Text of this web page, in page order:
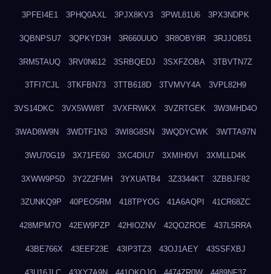
3PFEI4E1 3PHQ0AXL 3PJX8KV3 3PWL81U6 3PX3NDPK
3QBNPSU7 3QPKYD3H 3R660UUO 3R8OBY8R 3RJJOB51
3RM5TAUQ 3RV0N612 3SRBQEDJ 3SXFZOBA 3TBVTN7Z
3TFI7CJL 3TKFBN73 3TTB618D 3TVMVY4A 3VPL82H9
3VS14DKC 3VX5WW8T 3VXFRWKX 3VZRTGEK 3W3MHD4O
3WAD8W9N 3WDTF1N3 3WI8G8SN 3WQDYCWK 3WTTA97N
3WU70G19 3X71FE60 3XC4DIU7 3XMIH0VI 3XMLLD4K
3XWW9P5D 3Y2Z2FMH 3YXUATB4 3Z3344KT 3ZBBJF82
3ZUNKQ9P 40PEO5RM 418TPYOG 41A6AQPI 41CR68ZC
428MPM7O 42EW9PZP 42HIOZNV 42QOZROE 437L5RRA
43BE766X 43EEF23E 43IP3TZ3 43OJ1AEY 43SSFXBJ